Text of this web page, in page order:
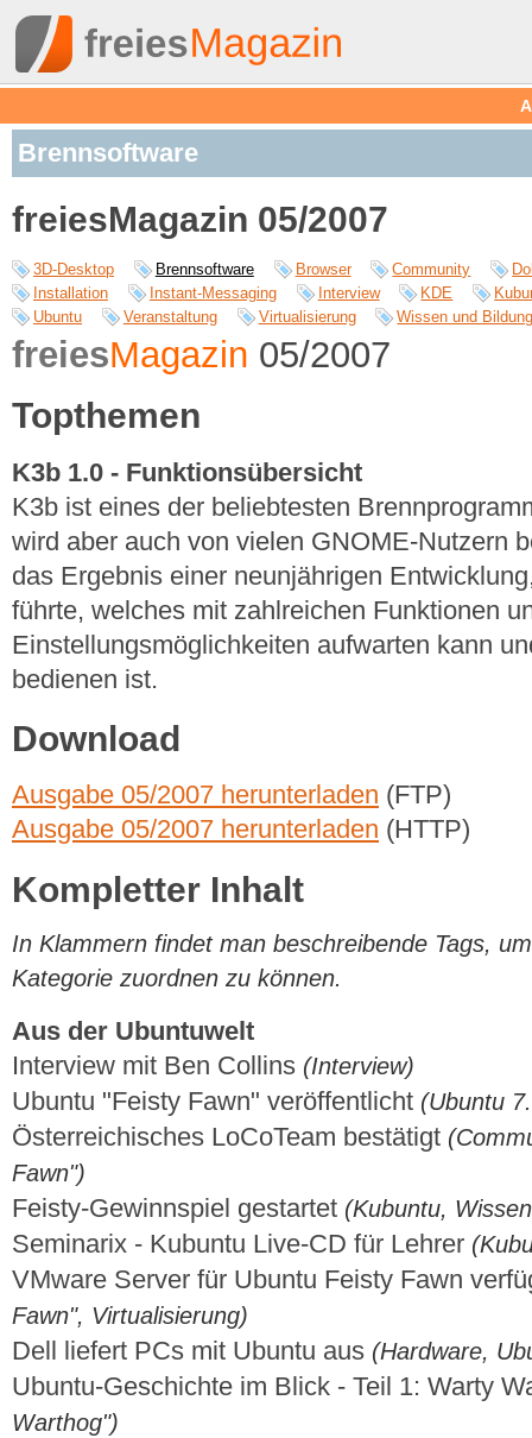
Brennsoftware
freiesMagazin 05/2007
3D-Desktop Brennsoftware Browser Community
Installation
Instant-Messaging Interview KDE
Ubuntu
Veranstaltung Virtualisierung Wissen und
freiesMagazin 05/2007
Topthemen
K3b 1.0 - Funktionsübersicht
K3b ist eines der beliebtesten
wird aber auch von vielen GNOME-Nutzern
das Ergebnis einer neunjährigen
führte, welches mit zahlreichen Funktionen
Einstellungsmöglichkeiten aufwarten kann
bedienen ist.
Download
Ausgabe 05/2007 herunterladen (FTP)
Ausgabe 05/2007 herunterladen (HTTP)
Kompletter Inhalt
In Klammern findet man beschreibende Tags,
Kategorie zuordnen zu können.
Aus der Ubuntuwelt
Interview mit Ben Collins (Interview)
Ubuntu "Feisty Fawn" veröffentlicht (Ubuntu
Österreichisches LoCoTeam bestätigt
Fawn")
Feisty-Gewinnspiel gestartet (Kubuntu,
Seminarix - Kubuntu Live-CD für Lehrer
VMware Server für Ubuntu Feisty Fawn
Fawn", Virtualisierung)
Dell liefert PCs mit Ubuntu aus (Hardware,
Ubuntu-Geschichte im Blick - Teil 1: Warty
Warthog")